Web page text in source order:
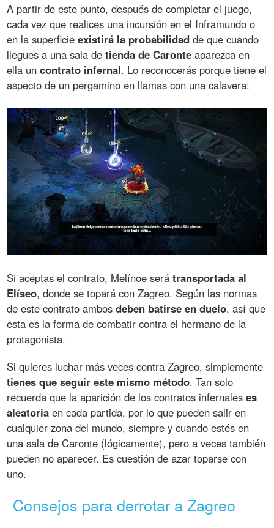
A partir de este punto, después de completar el juego,
cada vez que realices una incursión en el Inframundo o
en la superficieexistirá la probabilidad de que cuando
llegues a una sala detienda de Caronte aparezca en
ella uncontrato infernal. Lo reconocerás porque tiene el
aspecto de un pergamino en llamas con una calavera:
Si aceptas el contrato, Melínoe serátransportada al
Elíseo, donde se topará con Zagreo. Según las normas
de este contrato ambosdeben batirse en duelo, así que
esta es la forma de combatir contra el hermano de la
protagonista.
Si quieres luchar más veces contra Zagreo, simplemente
tienes que seguir este mismo método. Tan solo
recuerda que la aparición de los contratos infernaleses
aleatoria en cada partida, por lo que pueden salir en
cualquier zona del mundo, siempre y cuando estés en
una sala de Caronte (lógicamente), pero a veces también
pueden no aparecer. Es cuestión de azar toparse con
uno.
Consejos para derrotar a Zagreo